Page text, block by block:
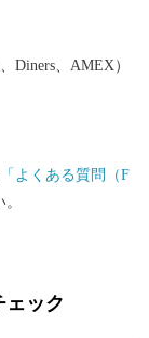
Diners、AMEX）
「よくある質問（F
ェック